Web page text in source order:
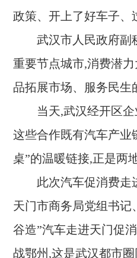
政策、开上了好车子、
武汉市人民政府副
重要节点城市,消费潜
品拓展市场、服务民生
当天,武汉经开区
这些合作既有汽车产业
桌”的温暖链接,正是两
此次汽车促消费走
天门市商务局党组书记
谷造”汽车走进天门促
战鄂州,这是武汉都市圈